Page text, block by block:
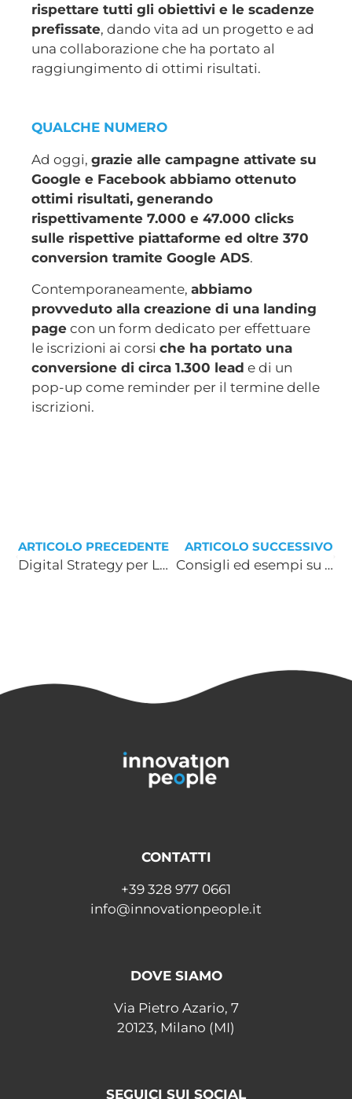
rispettare tutti gli obiettivi e le scadenze
prefissate, dando vita ad un progetto e ad
una collaborazione che ha portato al
raggiungimento di ottimi risultati.
QUALCHE NUMERO
Ad oggi, grazie alle campagne attivate su
Google e Facebook abbiamo ottenuto
ottimi risultati, generando
rispettivamente 7.000 e 47.000 clicks
sulle rispettive piattaforme ed oltre 370
conversion tramite Google ADS.
Contemporaneamente, abbiamo
provveduto alla creazione di una landing
page con un form dedicato per effettuare
le iscrizioni ai corsi che ha portato una
conversione di circa 1.300 lead e di un
pop-up come reminder per il termine delle
iscrizioni.
ARTICOLO PRECEDENTE
Digital Strategy per Laura Strambi
ARTICOLO SUCCESSIVO
Consigli ed esempi su come inviare mail di conferma d’ordine efficaci
CONTATTI
+39 328 977 0661
info@innovationpeople.it
DOVE SIAMO
Via Pietro Azario, 7
20123, Milano (MI)
SEGUICI SUI SOCIAL